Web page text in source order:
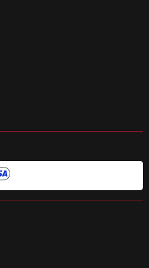
у комплекті?
і чи можна її